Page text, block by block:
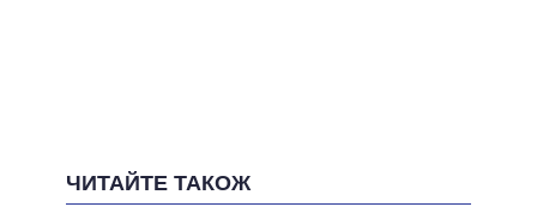
ЧИТАЙТЕ ТАКОЖ